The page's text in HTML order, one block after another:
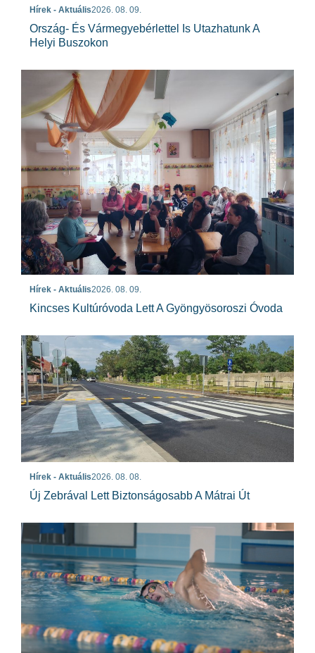
Hírek - Aktuális2026. 08. 09.
Ország- És Vármegyebérlettel Is Utazhatunk A
Helyi Buszokon
Hírek - Aktuális2026. 08. 09.
Kincses Kultúróvoda Lett A Gyöngyösoroszi Óvoda
Hírek - Aktuális2026. 08. 08.
Új Zebrával Lett Biztonságosabb A Mátrai Út